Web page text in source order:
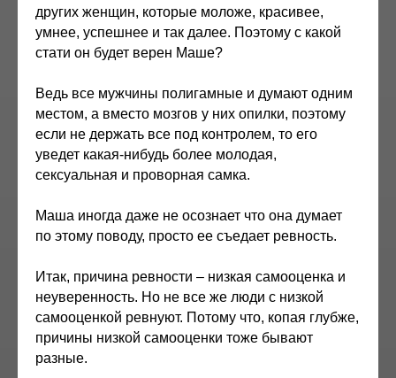
других женщин, которые моложе, красивее,
умнее, успешнее и так далее. Поэтому с какой
стати он будет верен Маше?
Ведь все мужчины полигамные и думают одним
местом, а вместо мозгов у них опилки, поэтому
если не держать все под контролем, то его
уведет какая-нибудь более молодая,
сексуальная и проворная самка.
Маша иногда даже не осознает что она думает
по этому поводу, просто ее съедает ревность.
Итак, причина ревности – низкая самооценка и
неуверенность. Но не все же люди с низкой
самооценкой ревнуют. Потому что, копая глубже,
причины низкой самооценки тоже бывают
разные.